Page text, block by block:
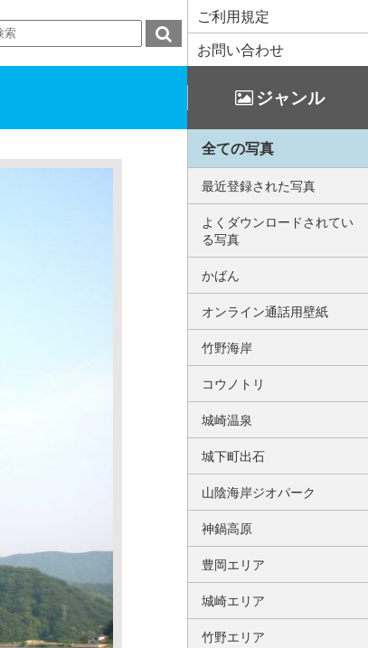
ご利用規定
お問い合わせ
ジャンル
全ての写真
最近登録された写真
よくダウンロードされてい
る写真
かばん
オンライン通話用壁紙
竹野海岸
コウノトリ
城崎温泉
城下町出石
山陰海岸ジオパーク
神鍋高原
豊岡エリア
城崎エリア
竹野エリア